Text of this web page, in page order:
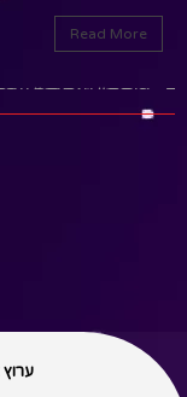
Read More
ערוץ